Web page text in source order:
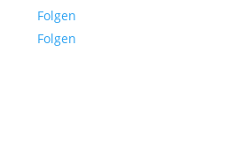
Folgen
Folgen